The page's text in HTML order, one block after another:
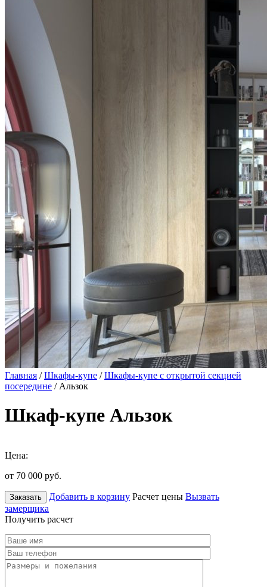
Главная /Шкафы-купе /Шкафы-купе с открытой секцией
посередине / Альзок
Шкаф-купе Альзок
Цена:
от 70 000 руб.
Заказать Добавить в корзину Расчет цены Вызвать
замерщика
Получить расчет